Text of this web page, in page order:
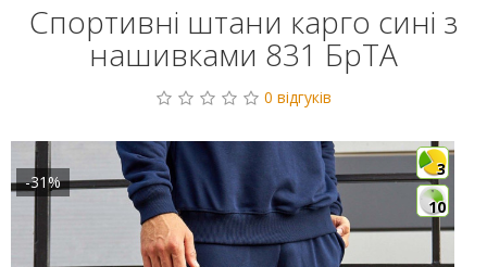
Спортивні штани карго сині з
нашивками 831 БрТА
0 відгуків
-31%
3
10